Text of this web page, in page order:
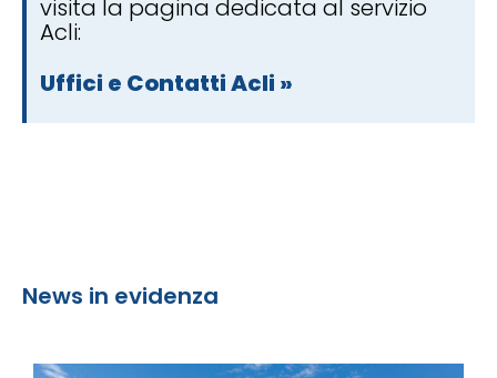
visita la pagina dedicata al servizio
Acli:
Uffici e Contatti Acli »
News in evidenza